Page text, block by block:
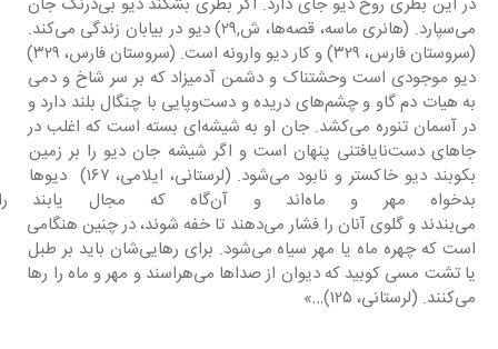
می‌سپارد. (هانری ماسه، قصه‌ها، ش,٢٩) دیو در بیابان زندگی می‌کند.
(سروستان فارس، ٣٢٩) و کار دیو وارونه است. (سروستان فارس، ٣٢٩)
دیو موجودی است وحشتناک و دشمن آدمیزاد که بر سر شاخ و دمی
به هیات دم گاو و چشم‌های دریده و دست‌وپایی با چنگال بلند دارد و
در آسمان تنوره می‌کشد. جان او به شیشه‌ای بسته است که اغلب در
جاهای دست‌نایافتنی پنهان است و اگر شیشه جان دیو را بر زمین
بکوبند دیو خاکستر و نابود می‌شود. (لرستانی، ایلامی، ١٦٧)  دیوها
بدخواه مهر و ماه‌اند و آن‌گاه
می‌بندند و گلوی آنان را فشار می‌دهند تا خفه شوند، در چنین هنگامی
است که چهره ماه یا مهر سیاه می‌شود. برای رهایی‌شان باید بر طبل
یا تشت مسی کوبید که دیوان از صداها می‌هراسند و مهر و ماه را رها
می‌کنند. (لرستانی، ١٢٥)…»